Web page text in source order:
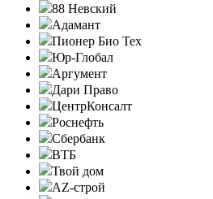
88 Невский
Адамант
Пионер Био Тех
Юр-Глобал
Аргумент
Дари Право
ЦентрКонсалт
Роснефть
Сбербанк
ВТБ
Твой дом
AZ-строй